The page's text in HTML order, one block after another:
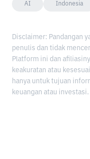
AI Indonesia
Disclaimer: Pandangan
penulis dan tidak
Platform ini dan
keakuratan atau
hanya untuk tujuan
keuangan atau investasi.